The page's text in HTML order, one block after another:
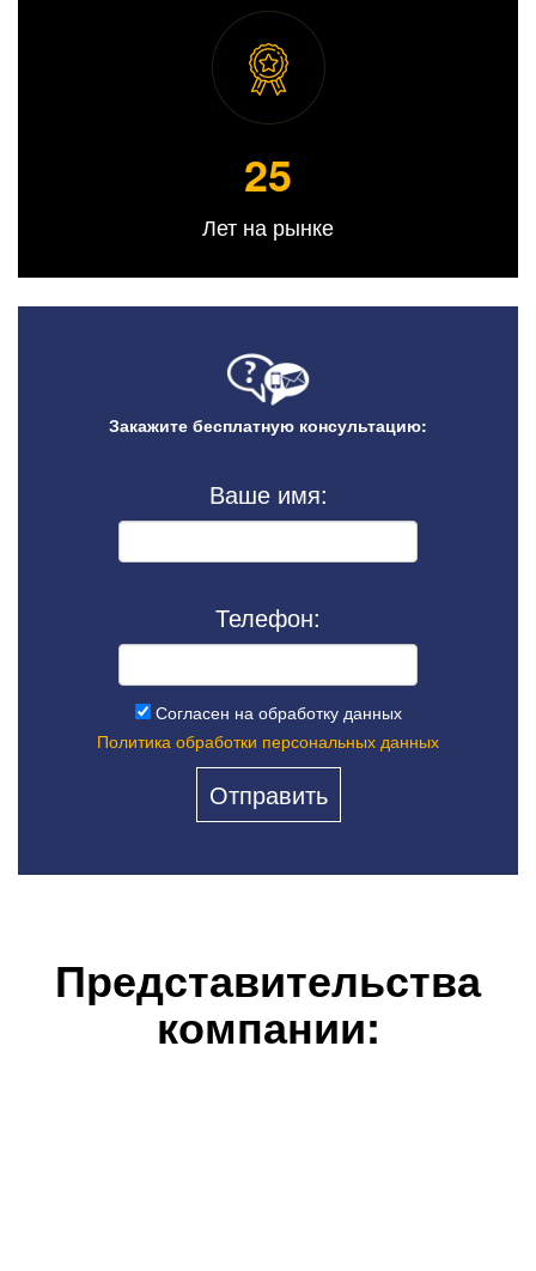
25
Лет на рынке
Закажите бесплатную консультацию:
Ваше имя:
Телефон:
Согласен на обработку данных
Политика обработки персональных данных
Представительства
компании: